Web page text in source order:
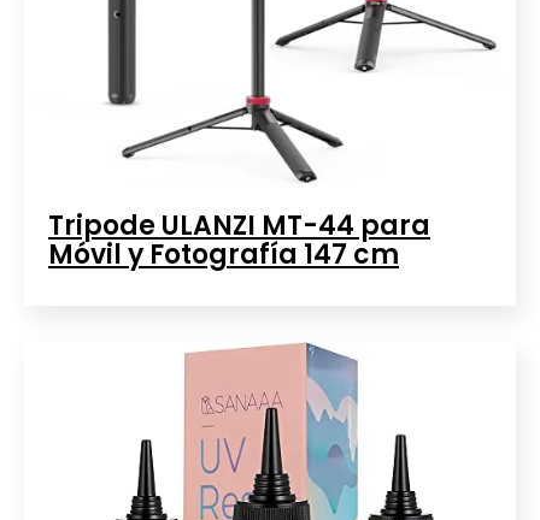
Tripode ULANZI MT-44 para
Móvil y Fotografía 147 cm